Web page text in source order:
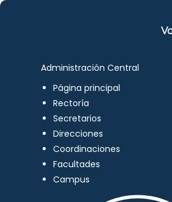
Administración Central
Página principal
Rectoría
Secretarios
Direcciones
Coordinaciones
Facultades
Campus